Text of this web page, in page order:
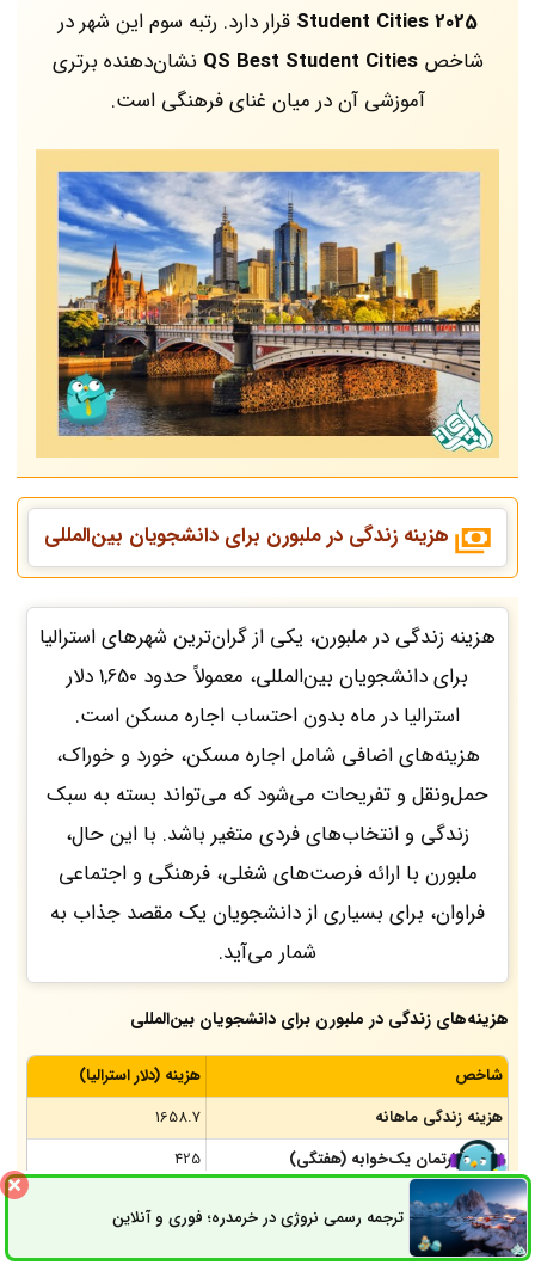
Student Cities 2025 قرار دارد. رتبه سوم این شهر در
شاخصQS Best Student Cities نشان‌دهنده برتری
آموزشی آن در میان غنای فرهنگی است.
هزینه زندگی درملبورن برای دانشجویان بین‌المللی
هزینه زندگی در ملبورن، یکی از گران‌ترین شهرهای استرالیا
برای دانشجویان بین‌المللی، معمولاً حدود 1,650 دلار
استرالیا در ماه بدون احتساب اجاره مسکن است.
هزینه‌های اضافی شامل اجاره مسکن، خورد و خوراک،
حمل‌ونقل و تفریحات می‌شود که می‌تواند بسته به سبک
زندگی و انتخاب‌های فردی متغیر باشد. با این حال،
ملبورن با ارائه فرصت‌های شغلی، فرهنگی و اجتماعی
فراوان، برای بسیاری از دانشجویان یک مقصد جذاب به
شمار می‌آید.
هزینه‌های زندگی در ملبورن برای دانشجویان بین‌المللی
شاخص
هزینه (دلار استرالیا)
هزینه زندگی ماهانه
1658.7
اجاره آپارتمان یک‌خوابه (هفتگی)
425
خدمات
هزینه حمل و نقل (هفته­ای)
ترجمه رسمی نروژی در خرمدره؛ فوری و آنلاینثبت سفارش راه های ارتباطی